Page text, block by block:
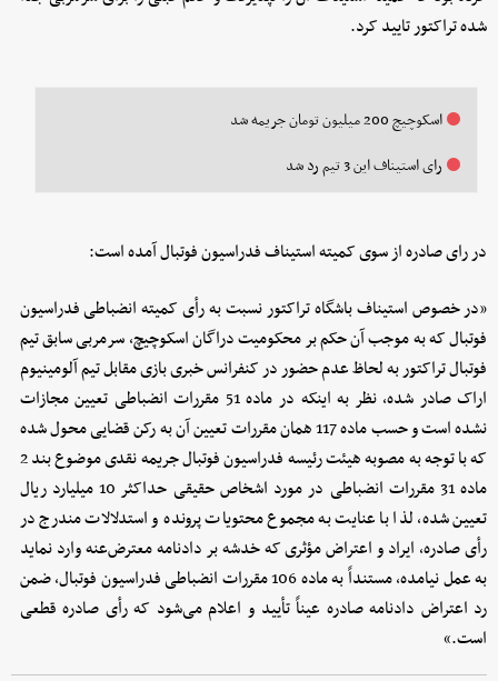
شده تراکتور تایید کرد.
اسکوچیچ 200 میلیون تومان جریمه شد
رای استیناف این 3 تیم رد شد
در رای صادره از سوی کمیته استیناف فدراسیون فوتبال آمده است:
«در خصوص استیناف باشگاه تراکتور نسبت به رأی کمیته انضباطی فدراسیون
فوتبال که به موجب آن حکم بر محکومیت دراگان اسکوچیچ، سرمربی سابق تیم
فوتبال تراکتور به لحاظ عدم حضور در کنفرانس خبری بازی مقابل تیم آلومینیوم
اراک صادر شده، نظر به اینکه در ماده 51 مقررات انضباطی تعیین مجازات
نشده است و حسب ماده 117 همان مقررات تعیین آن به رکن قضایی محول شده
که با توجه به مصوبه هیئت رئیسه فدراسیون فوتبال جریمه نقدی موضوع بند 2
ماده 31 مقررات انضباطی در مورد اشخاص حقیقی حداکثر 10 میلیارد ریال
تعیین شده، لذا با عنایت به مجموع محتویات پرونده و استدلالات مندرج در
رأی صادره، ایراد و اعتراض مؤثری که خدشه بر دادنامه معترض‌عنه وارد نماید
به عمل نیامده، مستنداً به ماده 106 مقررات انضباطی فدراسیون فوتبال، ضمن
رد اعتراض دادنامه صادره عیناً تأیید و اعلام می‌شود که رأی صادره قطعی
است.»